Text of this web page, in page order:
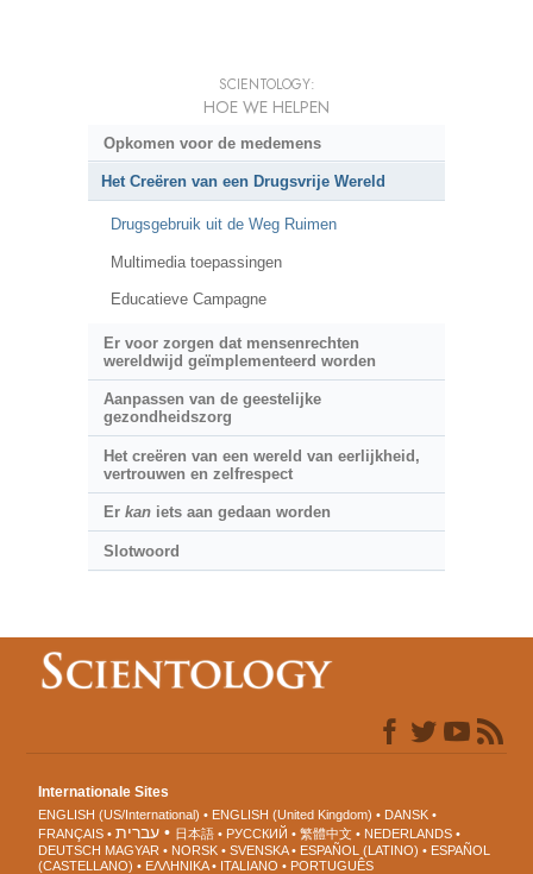
SCIENTOLOGY:
HOE WE HELPEN
Opkomen voor de medemens
Het Creëren van een Drugsvrije Wereld
Drugsgebruik uit de Weg Ruimen
Multimedia toepassingen
Educatieve Campagne
Er voor zorgen dat mensenrechten
wereldwijd geïmplementeerd worden
Aanpassen van de geestelijke
gezondheidszorg
Het creëren van een wereld van eerlijkheid,
vertrouwen en zelfrespect
Er kaniets aan gedaan worden
Slotwoord
Internationale Sites
ENGLISH (US/International) ENGLISH (United Kingdom)
DANSK
FRANÇAIS
עברית 日本語 РУССКИЙ 繁體中文
NEDERLANDS
DEUTSCH MAGYAR NORSK SVENSKA ESPAÑOL (LATINO)
ESPAÑOL
(CASTELLANO)
ΕΛΛΗΝΙΚA ITALIANO PORTUGUÊS